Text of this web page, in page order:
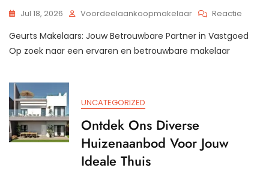
Jul 18, 2026 Voordeelaankoopmakelaar Reactie
De
Geurts Makelaars: Jouw Betrouwbare Partner in Vastgoed
Op zoek naar een ervaren en betrouwbare makelaar
UNCATEGORIZED
Ontdek Ons Diverse
Huizenaanbod Voor Jouw
Ideale Thuis